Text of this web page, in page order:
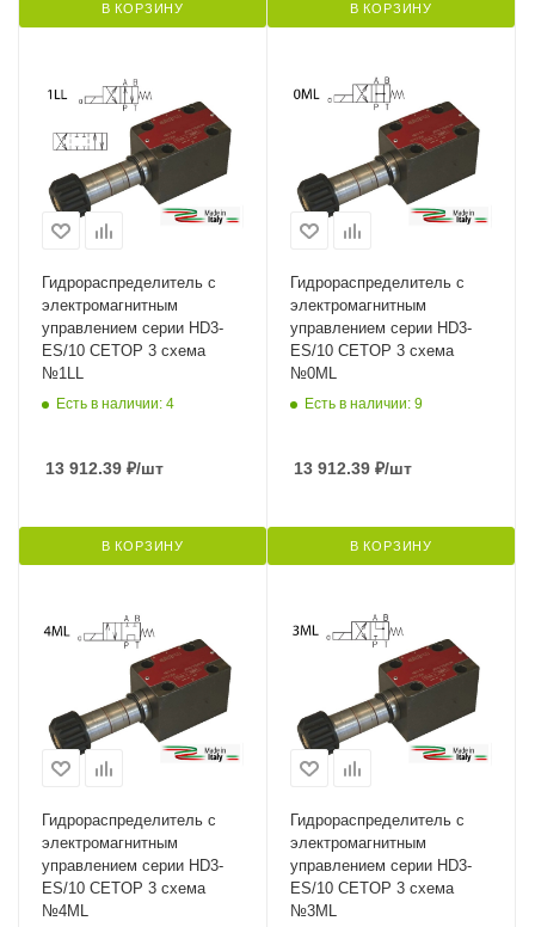
В КОРЗИНУ В КОРЗИНУ
Гидрораспределитель с
электромагнитным
управлением серии HD3-
ES/10 CETOP 3 схема
№1LL
Есть в наличии: 4
13 912.39 ₽/шт
В КОРЗИНУ
Гидрораспределитель с
электромагнитным
управлением серии HD3-
ES/10 CETOP 3 схема
№0ML
Есть в наличии: 9
13 912.39 ₽/шт
В КОРЗИНУ
Гидрораспределитель с
электромагнитным
управлением серии HD3-
ES/10 CETOP 3 схема
№4ML
Гидрораспределитель с
электромагнитным
управлением серии HD3-
ES/10 CETOP 3 схема
№3ML